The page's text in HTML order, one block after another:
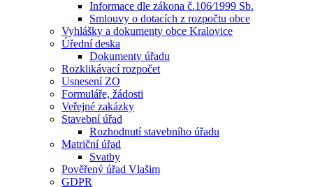
Informace dle zákona č.106⁄1999 Sb.
Smlouvy o dotacích z rozpočtu obce
Vyhlášky a dokumenty obce Kralovice
Úřední deska
Dokumenty úřadu
Rozklikávací rozpočet
Usnesení ZO
Formuláře, žádosti
Veřejné zakázky
Stavební úřad
Rozhodnutí stavebního úřadu
Matriční úřad
Svatby
Pověřený úřad Vlašim
GDPR